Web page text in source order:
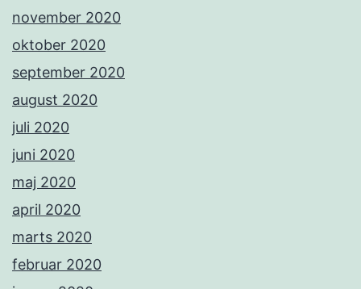
november 2020
oktober 2020
september 2020
august 2020
juli 2020
juni 2020
maj 2020
april 2020
marts 2020
februar 2020